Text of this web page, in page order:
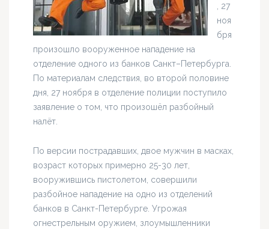
, 27
ноя
бря
произошло вооруженное нападение на
отделение одного из банков Санкт–Петербурга.
По материалам следствия, во второй половине
дня, 27 ноября в отделение полиции поступило
заявление о том, что произошёл разбойный
налёт.
По версии пострадавших, двое мужчин в масках,
возраст которых примерно 25-30 лет,
вооружившись пистолетом, совершили
разбойное нападение на одно из отделений
банков в Санкт-Петербурге. Угрожая
огнестрельным оружием, злоумышленники